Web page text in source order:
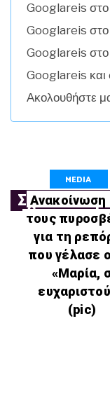
Googlareis στο
Googlareis στο
Googlareis στο
Googlareis και
Ακολουθήστε
Σχετικά
MEDIA
Ανακοίνωση
τους
για τη
που γέλασε
«Μαρία,
(pic)